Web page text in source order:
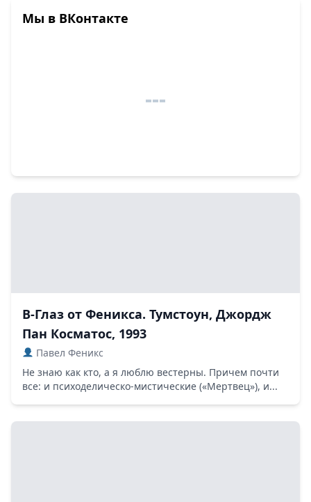
В-Глаз от Феникса. Тумстоун, Джордж
Пан Косматос, 1993
Павел Феникс
Не знаю как кто, а я люблю вестерны. Причем почти
все: и психоделическо-мистические («Мертвец»), и...
Мы в ВКонтакте